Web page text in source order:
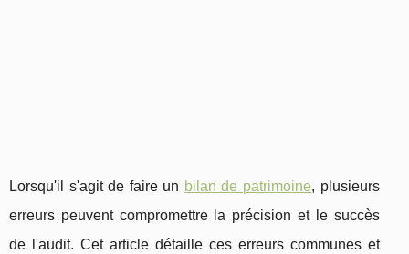
Lorsqu'il s'agit de faire un bilan de patrimoine, plusieurs
erreurs peuvent compromettre la précision et le succès
de l'audit. Cet article détaille ces erreurs communes et